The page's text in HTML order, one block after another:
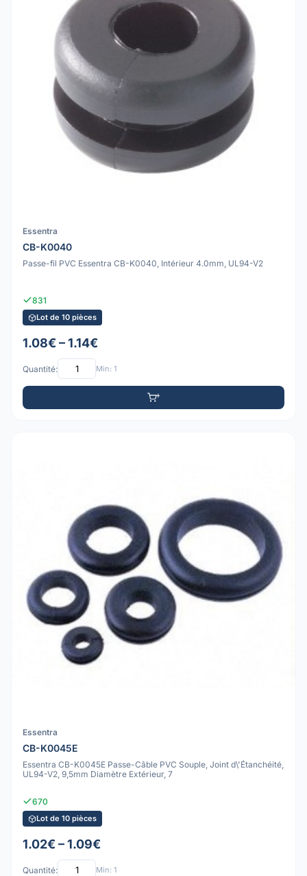
Essentra
CB-K0040
Passe-fil PVC Essentra CB-K0040, Intérieur 4.0mm, UL94-V2
831
Lot de 10 pièces
1.08€ – 1.14€
Quantité: Min: 1
Essentra
CB-K0045E
Essentra CB-K0045E Passe-Câble PVC Souple, Joint d\'Étanchéité,
UL94-V2, 9,5mm Diamètre Extérieur, 7
670
Lot de 10 pièces
1.02€ – 1.09€
Quantité: Min: 1